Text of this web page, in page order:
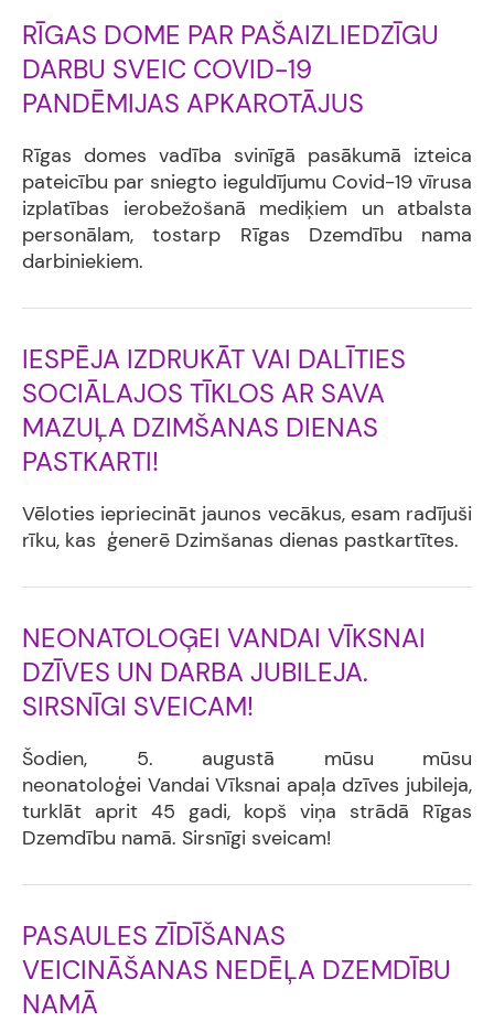
RĪGAS DOME PAR PAŠAIZLIEDZĪGU
DARBU SVEIC COVID-19
PANDĒMIJAS APKAROTĀJUS
Rīgas domes vadība svinīgā pasākumā izteica
pateicību par sniegto ieguldījumu Covid-19 vīrusa
izplatības ierobežošanā mediķiem un atbalsta
personālam, tostarp Rīgas Dzemdību nama
darbiniekiem.
IESPĒJA IZDRUKĀT VAI DALĪTIES
SOCIĀLAJOS TĪKLOS AR SAVA
MAZUĻA DZIMŠANAS DIENAS
PASTKARTI!
Vēloties iepriecināt jaunos vecākus, esam radījuši
rīku, kas ģenerē Dzimšanas dienas pastkartītes.
NEONATOLOĢEI VANDAI VĪKSNAI
DZĪVES UN DARBA JUBILEJA.
SIRSNĪGI SVEICAM!
Šodien, 5. augustā mūsu mūsu
neonatoloģei Vandai Vīksnai apaļa dzīves jubileja,
turklāt aprit 45 gadi, kopš viņa strādā Rīgas
Dzemdību namā. Sirsnīgi sveicam!
PASAULES ZĪDĪŠANAS
VEICINĀŠANAS NEDĒĻA DZEMDĪBU
NAMĀ